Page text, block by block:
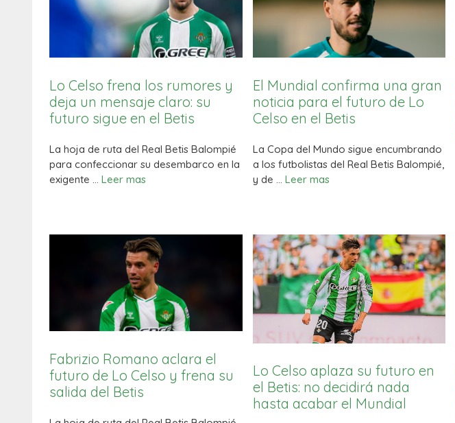
Lo Celso frena los rumores y
deja un mensaje claro: su
futuro sigue en el Betis
La hoja de ruta del Real Betis Balompié
para confeccionar su desembarco en la
exigente … Leer mas
El Mundial confirma una gran
noticia para el futuro de Lo
Celso en el Betis
La Copa del Mundo sigue encumbrando
a los futbolistas del Real Betis Balompié,
y de … Leer mas
Fabrizio Romano aclara el
futuro de Lo Celso y frena su
salida del Betis
Lo Celso aplaza su futuro en
el Betis: no decidirá nada
hasta acabar el Mundial